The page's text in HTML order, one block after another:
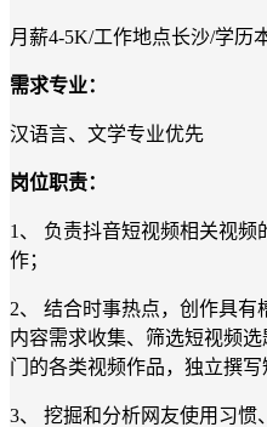
月薪4-5K/工作地点长沙/学历
需求专业：
汉语言、文学专业优先
岗位职责：
1 、 负责抖音短视频相关视频
作；
2、 结合时事热点，创作具有
内容需求收集、筛选短视频选
门的各类视频作品，独立撰写
3、 挖掘和分析网友使用习